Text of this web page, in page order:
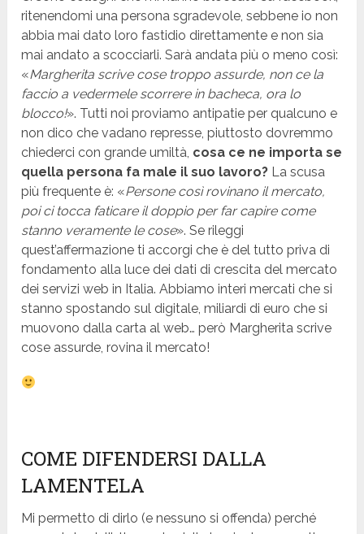
ritenendomi una persona sgradevole, sebbene io non
abbia mai dato loro fastidio direttamente e non sia
mai andato a scocciarli. Sarà andata più o meno così:
«Margherita scrive cose troppo assurde, non ce la
faccio a vedermele scorrere in bacheca, ora lo
blocco!». Tutti noi proviamo antipatie per qualcuno e
non dico che vadano represse, piuttosto dovremmo
chiederci con grande umiltà, cosa ce ne importa se
quella persona fa male il suo lavoro? La scusa
più frequente è: «Persone così rovinano il mercato,
poi ci tocca faticare il doppio per far capire come
stanno veramente le cose». Se rileggi
quest’affermazione ti accorgi che è del tutto priva di
fondamento alla luce dei dati di crescita del mercato
dei servizi web in Italia. Abbiamo interi mercati che si
stanno spostando sul digitale, miliardi di euro che si
muovono dalla carta al web… però Margherita scrive
cose assurde, rovina il mercato!
COME DIFENDERSI DALLA
LAMENTELA
Mi permetto di dirlo (e nessuno si offenda) perché